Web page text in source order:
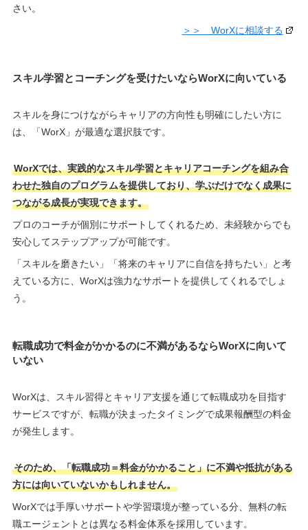
さい。
＞＞ WorXに相談する
スキル学習とコーチングを受けたいならWorXに向いている
スキルを身につけながらキャリアの方向性も明確にしたい方に
は、「WorX」が最適な選択肢です。
WorXでは、実践的なスキル学習とキャリアコーチングを組み合
わせた独自のプログラムを提供しており、学ぶだけでなく成果に
つながる成長が実現できます。
プロのコーチが個別にサポートしてくれるため、未経験からでも
安心してステップアップが可能です。
「スキルを磨きたい」「将来のキャリアに自信を持ちたい」と考
えている方に、WorXは強力なサポートを提供してくれるでしょ
う。
転職成功で料金がかかるのに不満があるならWorXに向いて
いない
WorXは、スキル習得とキャリア支援を通じて転職成功を目指す
サービスですが、転職が決まったタイミングで成果報酬型の料金
が発生します。
そのため、「転職成功＝料金がかかること」に不満や抵抗がある
方には向いていないかもしれません。
WorXでは手厚いサポートや学習環境が整っている分、無料の転
職エージェントとは異なる料金体系を採用しています。